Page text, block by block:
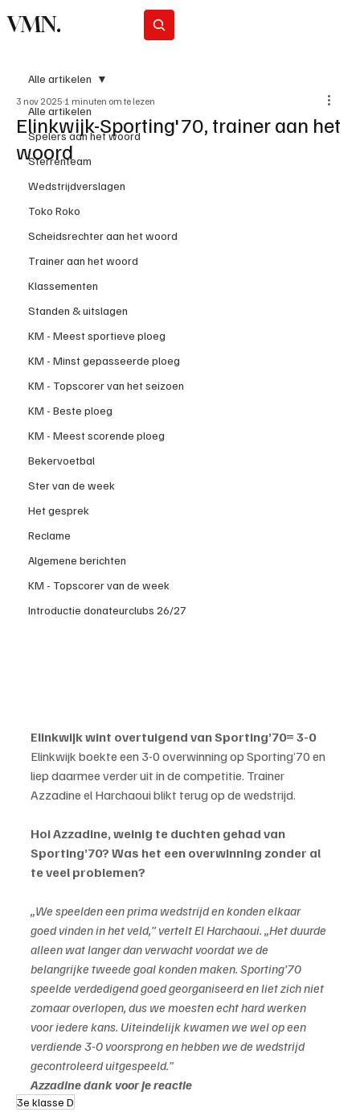
VMN.
Alle artikelen
Spelers aan het woord
Sterrenteam
Wedstrijdverslagen
Toko Roko
Scheidsrechter aan het woord
Trainer aan het woord
Klassementen
Standen & uitslagen
KM - Meest sportieve ploeg
KM - Minst gepasseerde ploeg
KM - Topscorer van het seizoen
KM - Beste ploeg
KM - Meest scorende ploeg
Bekervoetbal
Ster van de week
Het gesprek
Reclame
Algemene berichten
KM - Topscorer van de week
Introductie donateurclubs 26/27
Alle artikelen
Elinkwijk-Sporting'70, trainer aan het
woord
3 nov 2025 1 minuten om te lezen
Elinkwijk wint overtuigend van Sporting’70= 3-0
Elinkwijk boekte een 3-0 overwinning op Sporting’70 en
liep daarmee verder uit in de competitie. Trainer
Azzadine el Harchaoui blikt terug op de wedstrijd.
Hoi Azzadine, weinig te duchten gehad van
Sporting’70? Was het een overwinning zonder al
te veel problemen?
„We speelden een prima wedstrijd en konden elkaar
goed vinden in het veld,” vertelt El Harchaoui. „Het duurde
alleen wat langer dan verwacht voordat we de
belangrijke tweede goal konden maken. Sporting’70
speelde verdedigend goed georganiseerd en liet zich niet
zomaar overlopen, dus we moesten echt hard werken
voor iedere kans. Uiteindelijk kwamen we wel op een
verdiende 3-0 voorsprong en hebben we de wedstrijd
gecontroleerd uitgespeeld.”
Azzadine dank voor je reactie
3e klasse D